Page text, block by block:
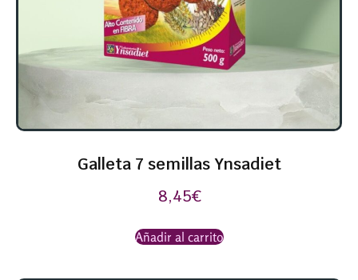
Galleta 7 semillas Ynsadiet
8,45€
Añadir al carrito